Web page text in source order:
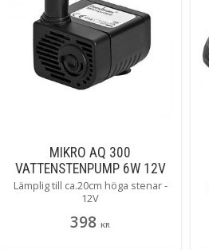
MIKRO AQ 300
VATTENSTENPUMP 6W 12V
Lämplig till ca.20cm höga stenar -
12V
398 KR